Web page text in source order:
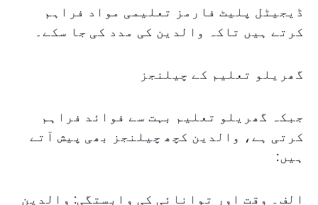
ڈیجیٹل پلیٹ فارمز تعلیمی مواد فراہم
کرتے ہیں تاکہ والدین کی مدد کی جا سکے۔
گھریلو تعلیم کے چیلنجز
جبکہ گھریلو تعلیم بہت سے فوائد فراہم
کرتی ہے، والدین کچھ چیلنجز بھی پیش آتے
ہیں:
الف۔ وقت اور توانائی کی وابستگی: والدین